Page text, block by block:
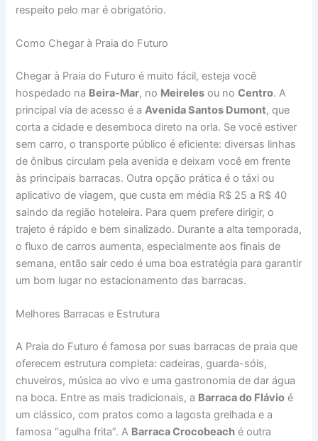
respeito pelo mar é obrigatório.
Como Chegar à Praia do Futuro
Chegar à Praia do Futuro é muito fácil, esteja você
hospedado na Beira-Mar, no Meireles ou noCentro. A
principal via de acesso é aAvenida Santos Dumont, que
corta a cidade e desemboca direto na orla. Se você estiver
sem carro, o transporte público é eficiente: diversas linhas
de ônibus circulam pela avenida e deixam você em frente
às principais barracas. Outra opção prática é o táxi ou
aplicativo de viagem, que custa em média R$ 25 a R$ 40
saindo da região hoteleira. Para quem prefere dirigir, o
trajeto é rápido e bem sinalizado. Durante a alta temporada,
o fluxo de carros aumenta, especialmente aos finais de
semana, então sair cedo é uma boa estratégia para garantir
um bom lugar no estacionamento das barracas.
Melhores Barracas e Estrutura
A Praia do Futuro é famosa por suas barracas de praia que
oferecem estrutura completa: cadeiras, guarda-sóis,
chuveiros, música ao vivo e uma gastronomia de dar água
na boca. Entre as mais tradicionais, a Barraca do Flávio é
um clássico, com pratos como a lagosta grelhada e a
famosa “agulha frita”. A Barraca Crocobeach é outra